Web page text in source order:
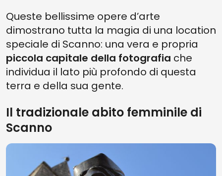
Queste bellissime opere d’arte
dimostrano tutta la magia di una location
speciale di Scanno: una vera e propria
piccola capitale della fotografia che
individua il lato più profondo di questa
terra e della sua gente.
Il tradizionale abito femminile di
Scanno